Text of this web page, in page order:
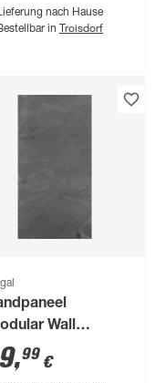
nach Hause
in Troisdorf
Wall
Black Slate
grau 52 x 104
,99 €